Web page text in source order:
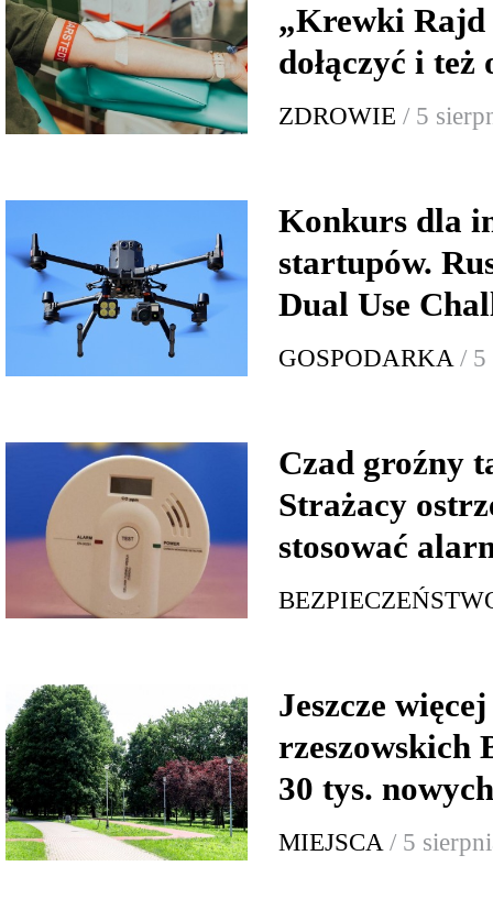
„Krewki Rajd
dołączyć i też
ZDROWIE / 5
Konkurs dla
startupów.
Dual Use
GOSPODARKA / 5
Czad groźny
Strażacy
stosować
Jeszcze
rzeszowskich
30 tys.
MIEJSCA / 5